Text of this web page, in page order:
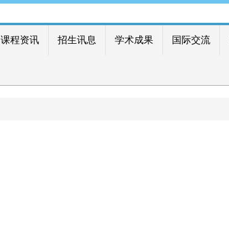
课程资讯 招生讯息 学术成果 国际交流